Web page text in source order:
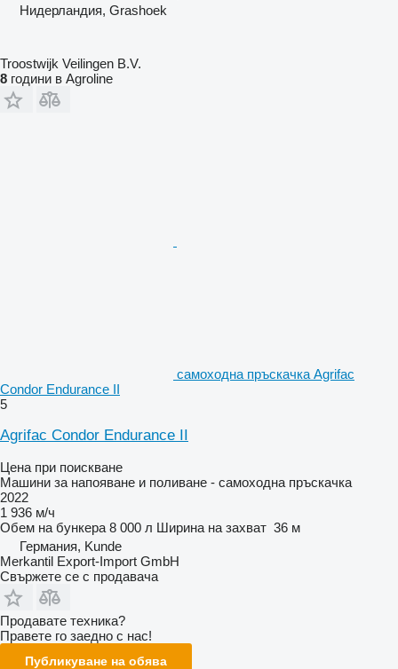
Нидерландия, Grashoek
Troostwijk Veilingen B.V.
8 години в Agroline
самоходна пръскачка Agrifac
Condor Endurance II
5
Agrifac Condor Endurance II
Цена при поискване
Машини за напояване и поливане - самоходна пръскачка
2022
1 936 м/ч
Обем на бункера 8 000 л Ширина на захват 36 м
Германия, Kunde
Merkantil Export-Import GmbH
Свържете се с продавача
Продавате техника?
Правете го заедно с нас!
Публикуване на обява